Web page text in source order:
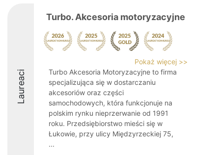
Laureaci
Turbo. Akcesoria motoryzacyjne
Pokaż więcej >>
Turbo Akcesoria Motoryzacyjne to firma
specjalizująca się w dostarczaniu
akcesoriów oraz części
samochodowych, która funkcjonuje na
polskim rynku nieprzerwanie od 1991
roku. Przedsiębiorstwo mieści się w
Łukowie, przy ulicy Międzyrzeckiej 75,
...